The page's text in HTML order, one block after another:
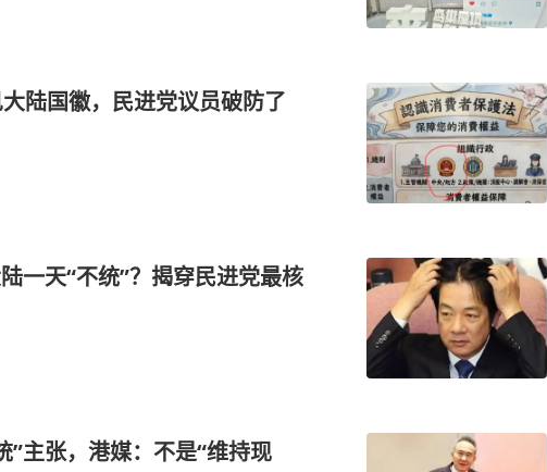
陆国徽，民进党议员破防了
一天“不统”？揭穿民进党最核
”主张，港媒：不是“维持现